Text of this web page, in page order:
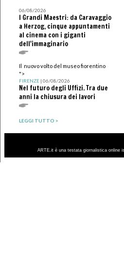
06/08/2026
I Grandi Maestri: da Caravaggio
a Herzog, cinque appuntamenti
al cinema con i giganti
dell'immaginario
Il nuovo volto del museo fiorentino
">
FIRENZE| 06/08/2026
Nel futuro degli Uffizi. Tra due
anni la chiusura dei lavori
LEGGI TUTTO >
ARTE.it è una testata giornalistica online